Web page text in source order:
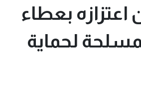
بعطاء
لحماية